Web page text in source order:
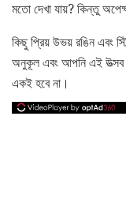
মতো দেখা যায়? কিন্তু
কিছু প্রিয় উভয় রঙিন এবং
অনুকূল এবং আপনি এই উত্সব
একই হবে না।